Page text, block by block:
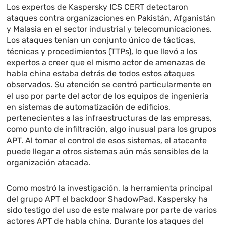
Los expertos de Kaspersky ICS CERT detectaron
ataques contra organizaciones en Pakistán, Afganistán
y Malasia en el sector industrial y telecomunicaciones.
Los ataques tenían un conjunto único de tácticas,
técnicas y procedimientos (TTPs), lo que llevó a los
expertos a creer que el mismo actor de amenazas de
habla china estaba detrás de todos estos ataques
observados. Su atención se centró particularmente en
el uso por parte del actor de los equipos de ingeniería
en sistemas de automatización de edificios,
pertenecientes a las infraestructuras de las empresas,
como punto de infiltración, algo inusual para los grupos
APT. Al tomar el control de esos sistemas, el atacante
puede llegar a otros sistemas aún más sensibles de la
organización atacada.
Como mostró la investigación, la herramienta principal
del grupo APT el backdoor ShadowPad. Kaspersky ha
sido testigo del uso de este malware por parte de varios
actores APT de habla china. Durante los ataques del